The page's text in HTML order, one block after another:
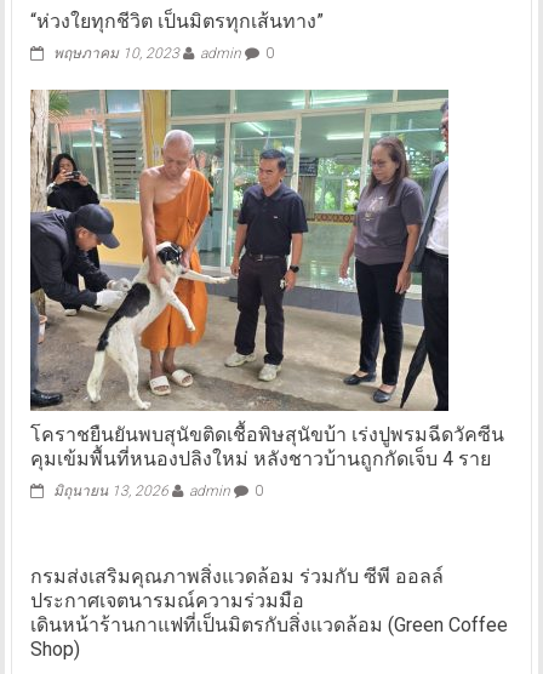
“ห่วงใยทุกชีวิต เป็นมิตรทุกเส้นทาง”
พฤษภาคม 10, 2023 admin 0
โคราชยืนยันพบสุนัขติดเชื้อพิษสุนัขบ้า เร่งปูพรมฉีดวัคซีน
คุมเข้มพื้นที่หนองปลิงใหม่ หลังชาวบ้านถูกกัดเจ็บ 4 ราย
มิถุนายน 13, 2026 admin 0
กรมส่งเสริมคุณภาพสิ่งแวดล้อม ร่วมกับ ซีพี ออลล์
ประกาศเจตนารมณ์ความร่วมมือ
เดินหน้าร้านกาแฟที่เป็นมิตรกับสิ่งแวดล้อม (Green Coffee
Shop)